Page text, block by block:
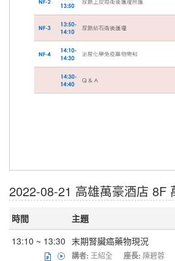
2022-08-21 高雄萬豪酒店 8F
時間
主題
13:10 ~ 13:30 末期腎臟癌藥物現況
講者: 王紹全 座長: 陳碧蓉